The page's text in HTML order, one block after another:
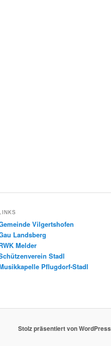
Vilgertshofen
Landsberg
Melder
Stadl
Pflugdorf-Stadl
Stolz präsentiert von WordPress